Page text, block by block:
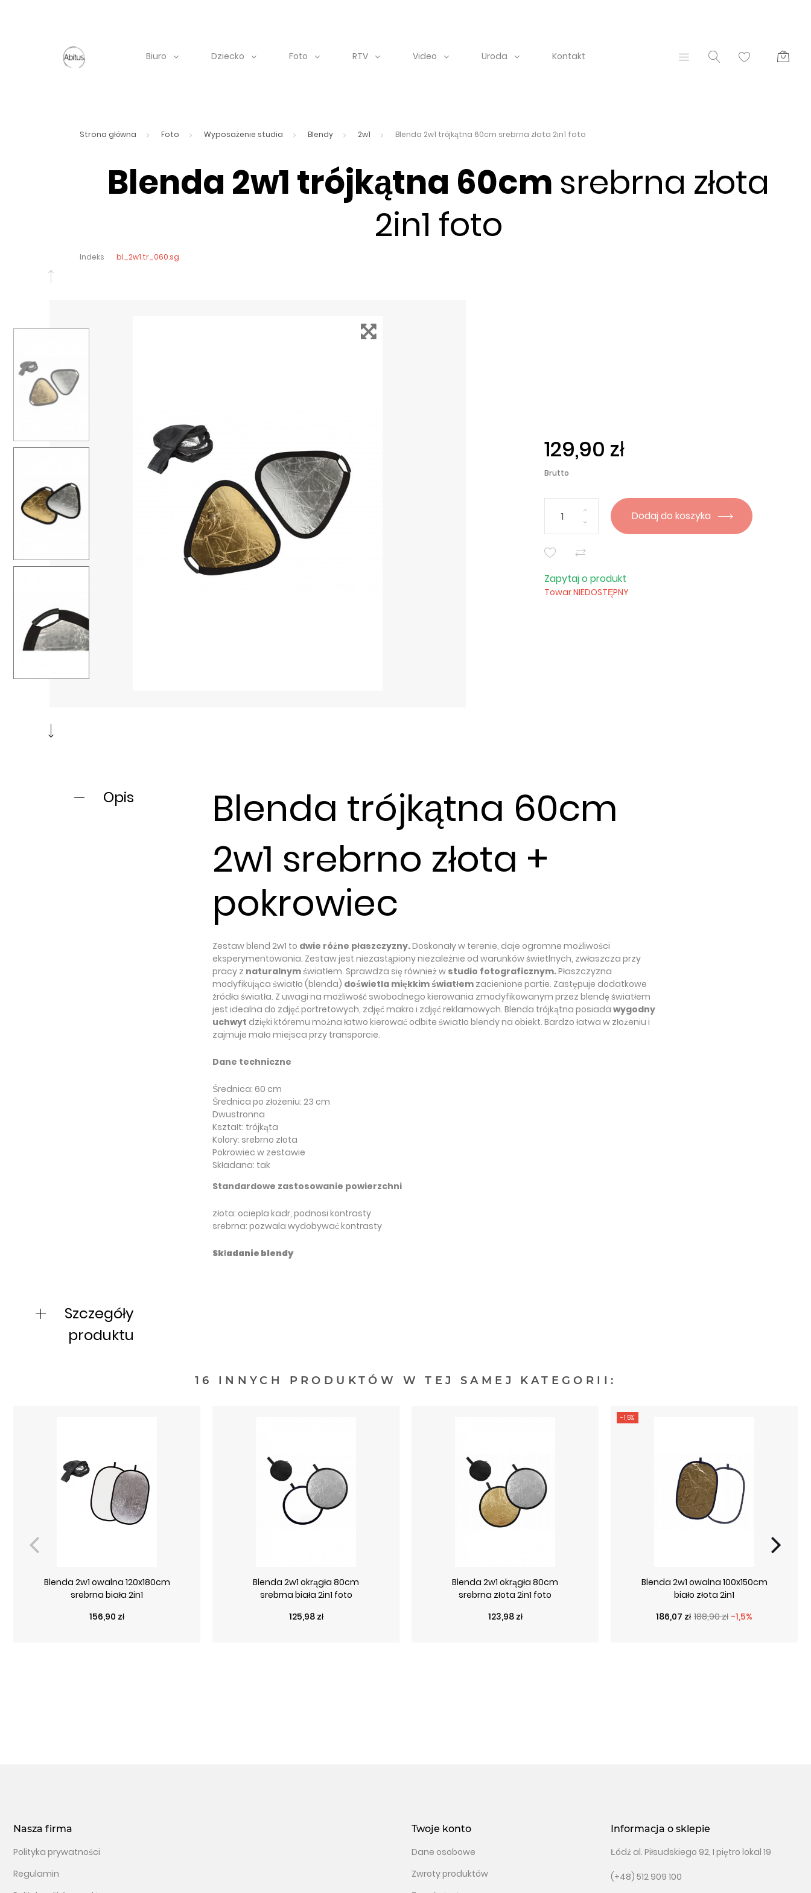
Biuro Dziecko Foto RTV Video Uroda Kontakt
Strona główna Foto Wyposażenie studia Blendy 2w1 Blenda 2w1 trójkątna 60cm srebrna złota 2in1 foto
Blenda 2w1 trójkątna 60cmsrebrna złota
2in1 foto
Indeks bl_2w1.tr_060.sg
129,90 zł
Brutto
Dodaj do koszyka
Zapytaj o produkt
Towar NIEDOSTĘPNY
Opis
Blenda trójkątna 60cm
2w1 srebrno złota +
pokrowiec
Zestaw blend 2w1 to dwie różne płaszczyzny.Doskonały w terenie, daje ogromne możliwości
eksperymentowania. Zestaw jest niezastąpiony niezależnie od warunków świetlnych, zwłaszcza przy
pracy z naturalnymświatłem. Sprawdza się również w studio fotograficznym.Płaszczyzna
modyfikująca światło (blenda) doświetla miękkim światłemzacienione partie. Zastępuje dodatkowe
źródła światła. Z uwagi na możliwość swobodnego kierowania zmodyfikowanym przez blendę światłem
jest idealna do zdjęć portretowych, zdjęć makro i zdjęć reklamowych. Blenda trójkątna posiada wygodny
uchwyt dzięki któremu można łatwo kierować odbite światło blendy na obiekt. Bardzo łatwa w złożeniu i
zajmuje mało miejsca przy transporcie.
Dane techniczne
Średnica: 60 cm
Średnica po złożeniu: 23 cm
Dwustronna
Kształt: trójkąta
Kolory: srebrno złota
Pokrowiec w zestawie
Składana: tak
Standardowe zastosowanie powierzchni
złota: ociepla kadr, podnosi kontrasty
srebrna: pozwala wydobywać kontrasty
Składanie blendy
Szczegóły
produktu
16 INNYCH PRODUKTÓW W TEJ SAMEJ KATEGORII:
Blenda 2w1 owalna 120x180cm
srebrna biała 2in1
Cena
156,90 zł
Blenda 2w1 okrągła 80cm
srebrna biała 2in1 foto
Cena
125,98 zł
Blenda 2w1 okrągła 80cm
srebrna złota 2in1 foto
Cena
123,98 zł
-1,5%
Blenda 2w1 owalna 100x150cm
biało złota 2in1
Cena podstawowa
188,90 zł -1,5%
Cena
186,07 zł
Nasza firma
Polityka prywatności
Regulamin
Twoje konto
Dane osobowe
Zwroty produktów
Informacja o sklepie
Łódź al. Piłsudskiego 92, I piętro lokal 19
(+48) 512 909 100